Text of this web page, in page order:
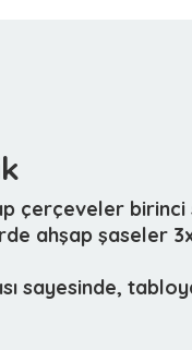
çerçeveler birinci
ahşap şaseler
sayesinde,